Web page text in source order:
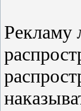
Рекламу